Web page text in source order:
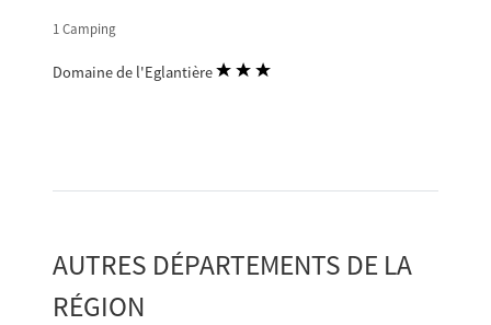
1 Camping
Domaine de l'Eglantière
AUTRES DÉPARTEMENTS DE LA
RÉGION